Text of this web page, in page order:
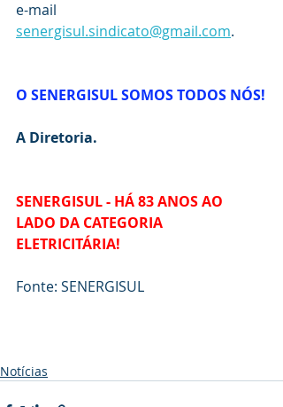
senergisul.sindicato@gmail.com.
O SENERGISUL SOMOS TODOS NÓS!
A Diretoria.
SENERGISUL - HÁ 83 ANOS AO
LADO DA CATEGORIA
ELETRICITÁRIA!
Fonte: SENERGISUL
Notícias